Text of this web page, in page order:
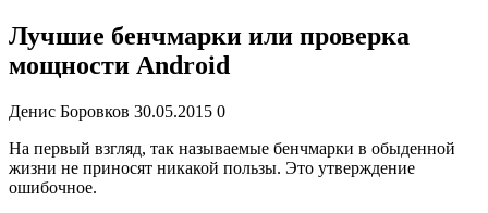
Лучшие бенчмарки или проверка
мощности Android
Денис Боровков 30.05.2015 0
На первый взгляд, так называемые бенчмарки в обыденной
жизни не приносят никакой пользы. Это утверждение
ошибочное.